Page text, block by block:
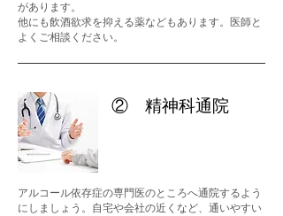
があります。
​他にも飲酒欲求を抑える薬などもあります。医師と
よくご相談ください。
② 精神科通院
アルコール依存症の専門医のところへ通院するよう
にしましょう。自宅や会社の近くなど、通いやすい